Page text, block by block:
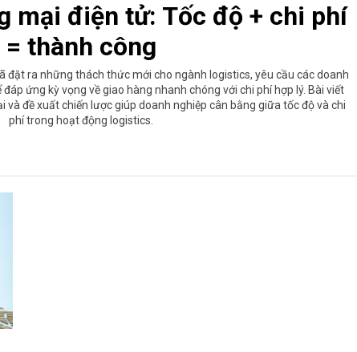
mại điện tử: Tốc độ + chi phí
= thành công
đặt ra những thách thức mới cho ngành logistics, yêu cầu các doanh
ứng kỳ vọng về giao hàng nhanh chóng với chi phí hợp lý. Bài viết
và đề xuất chiến lược giúp doanh nghiệp cân bằng giữa tốc độ và chi
phí trong hoạt động logistics.